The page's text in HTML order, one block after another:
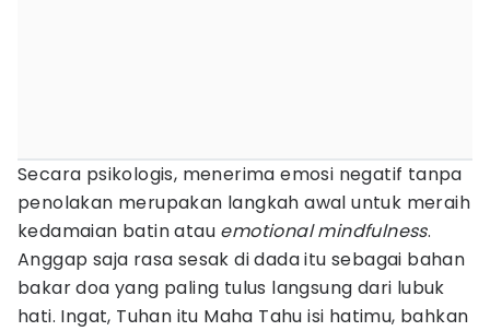
Secara psikologis, menerima emosi negatif tanpa
penolakan merupakan langkah awal untuk meraih
kedamaian batin atau emotional mindfulness.
Anggap saja rasa sesak di dada itu sebagai bahan
bakar doa yang paling tulus langsung dari lubuk
hati. Ingat, Tuhan itu Maha Tahu isi hatimu, bahkan